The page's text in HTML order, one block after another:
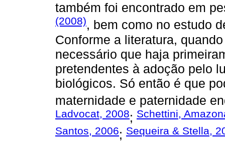
também foi encontrado em
(2008), bem como no estudo
Conforme a literatura,
necessário que haja
pretendentes à adoção pelo
biológicos. Só então é que
maternidade e paternidade
Ladvocat, 2008; Schettini,
Santos, 2006; Sequeira & Stella,